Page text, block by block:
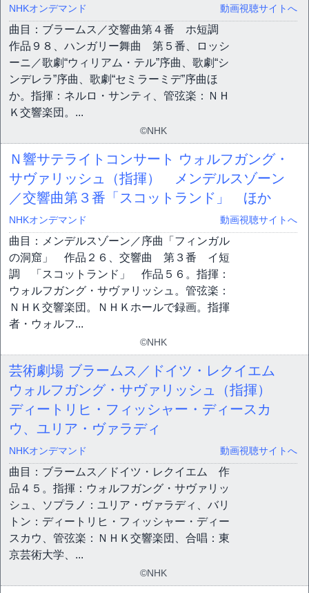
NHKオンデマンド 動画視聴サイトへ
曲目：ブラームス／交響曲第４番 ホ短調
作品９８、ハンガリー舞曲 第５番、ロッシ
ーニ／歌劇“ウィリアム・テル”序曲、歌劇“シ
ンデレラ”序曲、歌劇“セミラーミデ”序曲ほ
か。指揮：ネルロ・サンティ、管弦楽：ＮＨ
Ｋ交響楽団。...
©NHK
Ｎ響サテライトコンサート ウォルフガング・
サヴァリッシュ（指揮） メンデルスゾーン
／交響曲第３番「スコットランド」 ほか
NHKオンデマンド 動画視聴サイトへ
曲目：メンデルスゾーン／序曲「フィンガル
の洞窟」 作品２６、交響曲 第３番 イ短
調 「スコットランド」 作品５６。指揮：
ウォルフガング・サヴァリッシュ。管弦楽：
ＮＨＫ交響楽団。ＮＨＫホールで録画。指揮
者・ウォルフ...
©NHK
芸術劇場 ブラームス／ドイツ・レクイエム
ウォルフガング・サヴァリッシュ（指揮）
ディートリヒ・フィッシャー・ディースカ
ウ、ユリア・ヴァラディ
NHKオンデマンド 動画視聴サイトへ
曲目：ブラームス／ドイツ・レクイエム 作
品４５。指揮：ウォルフガング・サヴァリッ
シュ、ソプラノ：ユリア・ヴァラディ、バリ
トン：ディートリヒ・フィッシャー・ディー
スカウ、管弦楽：ＮＨＫ交響楽団、合唱：東
京芸術大学、...
©NHK